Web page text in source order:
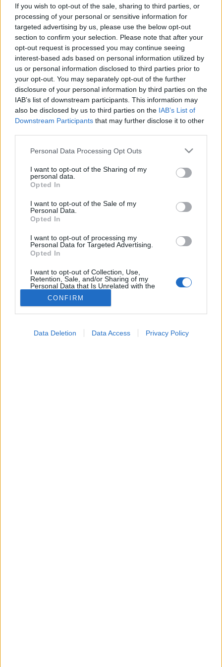
If you wish to opt-out of the sale, sharing to third parties, or
processing of your personal or sensitive information for
targeted advertising by us, please use the below opt-out
section to confirm your selection. Please note that after your
opt-out request is processed you may continue seeing
interest-based ads based on personal information utilized by
us or personal information disclosed to third parties prior to
your opt-out. You may separately opt-out of the further
disclosure of your personal information by third parties on the
IAB’s list of downstream participants. This information may
also be disclosed by us to third parties on the IAB’s List of
Downstream Participants that may further disclose it to other
Please note that this website/app uses one or more Google
not limited to your visit or usage behaviour. You may click to
grant or deny consent to Google and its third-party tags to
use your data for below specified purposes in below Google
consent section.
Personal Data Processing Opt Outs
I want to opt-out of the Sharing of my
personal data.
Opted In
I want to opt-out of the Sale of my
Personal Data.
Opted In
I want to opt-out of processing my
Personal Data for Targeted Advertising.
Opted In
I want to opt-out of Collection, Use,
Retention, Sale, and/or Sharing of my
Personal Data that Is Unrelated with the
Purposes for which it was collected.
Opted Out
CONFIRM
Data Deletion Data Access Privacy Policy
Tünet
2026. január 25. 16:54